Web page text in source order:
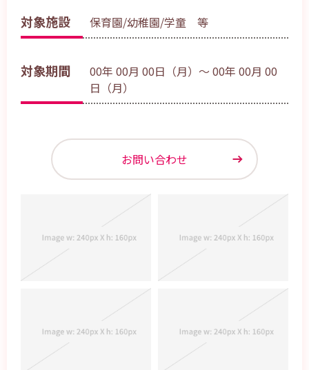
対象施設 保育園/幼稚園/学童 等
対象期間
00年 00月 00日（月）～ 00年 00月 00
日（月）
お問い合わせ